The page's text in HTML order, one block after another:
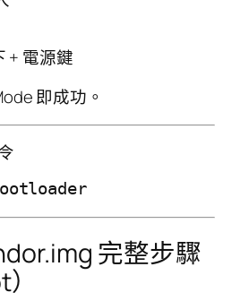
+ 電源鍵
即成功。
adb reboot bootloader
完整步驟